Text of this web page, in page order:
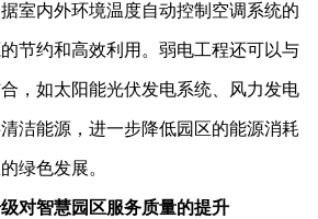
室内外环境温度自动控制空调系统的
节约和高效利用。弱电工程还可以与
，如太阳能光伏发电系统、风力发电
洁能源，进一步降低园区的能源消耗
绿色发展。
智慧园区服务质量的提升